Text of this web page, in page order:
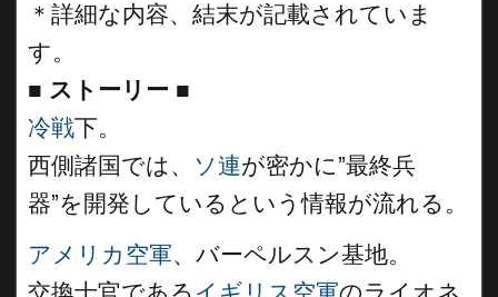
＊詳細な内容、結末が記載されていま
す。
■ ストーリー ■
冷戦下。
西側諸国では、
ソ連が密かに”最終兵
器”を開発しているという情報が流れる。
アメリカ空軍、バーペルスン基地。